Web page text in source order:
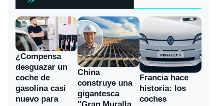
¿Compensa
desguazar un
coche de
gasolina casi
nuevo para
China
construye una
gigantesca
Francia hace
historia: los
coches